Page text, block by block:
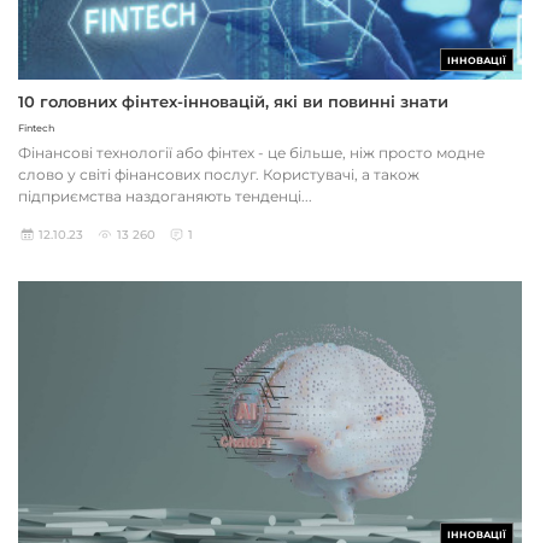
ІННОВАЦІЇ
10 головних фінтех-інновацій, які ви повинні знати
Fintech
Фінансові технології або фінтех - це більше, ніж просто модне
слово у світі фінансових послуг. Користувачі, а також
підприємства наздоганяють тенденці...
12.10.23 13 260 1
ІННОВАЦІЇ